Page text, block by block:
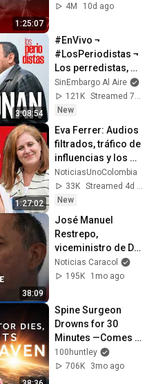
1:25:07
4M
10d ago
3:08:54
#EnVivo ¬
#LosPeriodistas ¬
Los perredistas,
hoy en Somos
México, le dan la
espalda a Ángel
SinEmbargo Al Aire
121K
Streamed 7h ago
New
1:27:02
Eva Ferrer: Audios
filtrados, tráfico de
influencias y los
gastos de Verónica
Alcocer
NoticiasUnoColombia
33K
New
38:09
José Manuel
Restrepo,
viceministro de De
la Espriella, habla
de Ecopetrol y
Noticias Caracol
195K
1mo ago
Spine Surgeon
Drowns for 30
Minutes —Comes
Back With a List
100huntley
706K
3mo ago